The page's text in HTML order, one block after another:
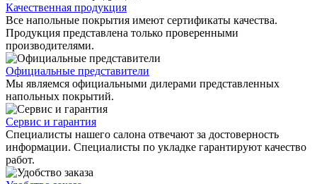
Качественная продукция
Все напольные покрытия имеют сертификаты качества.
Продукция представлена только проверенными
производителями.
Официальные представители
Мы являемся официальными дилерами представленных
напольных покрытий.
Сервис и гарантия
Специалисты нашего салона отвечают за достоверность
информации. Специалисты по укладке гарантируют качество
работ.